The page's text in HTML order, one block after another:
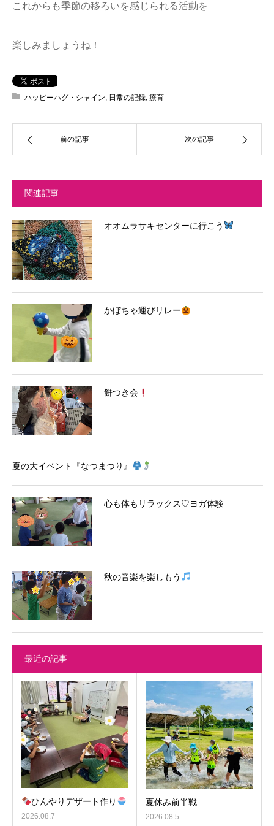
これからも季節の移ろいを感じられる活動を
楽しみましょうね！
ハッピーハグ・シャイン 日常の記録 療育
前の記事 次の記事
関連記事
オオムラサキセンターに行こう
かぼちゃ運びリレー
餅つき会
夏の大イベント『なつまつり』
心も体もリラックス♡ヨガ体験
秋の音楽を楽しもう
最近の記事
ひんやりデザート作り
2026.08.7
夏休み前半戦
2026.08.5